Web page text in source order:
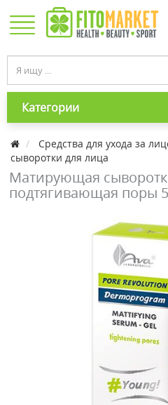
Категории
Средства для ухода за
сыворотки для лица
Матирующая
подтягивающая поры